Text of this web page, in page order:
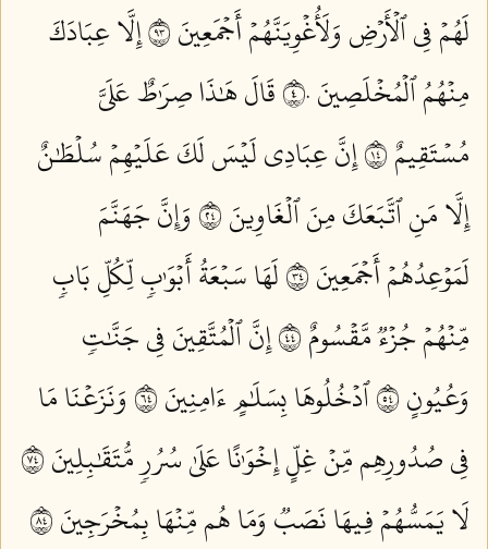
لَهُمۡ فِي ٱلۡأَرۡضِ وَلَأُغۡوِيَنَّهُمۡ أَجۡمَعِينَ ٣٩
إِلَّا عِبَادَكَ
مِنۡهُمُ ٱلۡمُخۡلَصِينَ ٤٠
قَالَ هَٰذَا صِرَٰطٌ عَلَيَّ
مُسۡتَقِيمٌ ٤١
إِنَّ عِبَادِي لَيۡسَ لَكَ عَلَيۡهِمۡ سُلۡطَٰنٌ
إِلَّا مَنِ ٱتَّبَعَكَ مِنَ ٱلۡغَاوِينَ ٤٢
وَإِنَّ جَهَنَّمَ
لَمَوۡعِدُهُمۡ أَجۡمَعِينَ ٤٣
لَهَا سَبۡعَةُ أَبۡوَٰبٖ لِّكُلِّ بَابٖ
مِّنۡهُمۡ جُزۡءٞ مَّقۡسُومٌ ٤٤
إِنَّ ٱلۡمُتَّقِينَ فِي جَنَّٰتٖ
وَعُيُونٍ ٤٥
ٱدۡخُلُوهَا بِسَلَٰمٍ ءَامِنِينَ ٤٦
وَنَزَعۡنَا مَا
فِي صُدُورِهِم مِّنۡ غِلٍّ إِخۡوَٰنًا عَلَىٰ سُرُرٖ مُّتَقَٰبِلِينَ ٤٧
لَا يَمَسُّهُمۡ فِيهَا نَصَبٞ وَمَا هُم مِّنۡهَا بِمُخۡرَجِينَ ٤٨